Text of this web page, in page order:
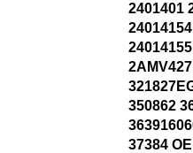
2401401
350862
37384